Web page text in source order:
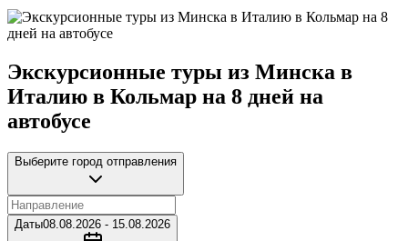
Экскурсионные туры из Минска в
Италию в Кольмар на 8 дней на
автобусе
Выберите город отправления
Даты08.08.2026 - 15.08.2026